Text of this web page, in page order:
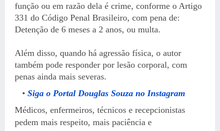
função ou em razão dela é crime, conforme o Artigo
331 do Código Penal Brasileiro, com pena de:
Detenção de 6 meses a 2 anos, ou multa.
Além disso, quando há agressão física, o autor
também pode responder por lesão corporal, com
penas ainda mais severas.
Siga o Portal Douglas Souza no Instagram
Médicos, enfermeiros, técnicos e recepcionistas
pedem mais respeito, mais paciência e